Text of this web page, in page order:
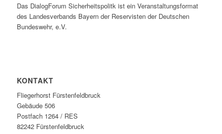
Das DialogForum Sicherheitspolitk ist ein Veranstaltungsformat
des Landesverbands Bayern der Reservisten der Deutschen
Bundeswehr, e.V.
KONTAKT
Fliegerhorst Fürstenfeldbruck
Gebäude 506
Postfach 1264 / RES
82242 Fürstenfeldbruck